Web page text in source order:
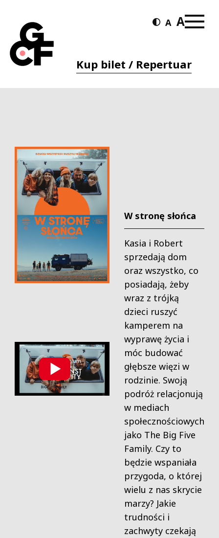
Kup bilet / Repertuar
W stronę słońca
Kasia i Robert
sprzedają dom
oraz wszystko, co
posiadają, żeby
wraz z trójką
dzieci ruszyć
kamperem na
wyprawę życia i
móc budować
głębsze więzi w
rodzinie. Swoją
podróż relacjonują
w mediach
społecznościowych
jako The Big Five
Family. Czy to
będzie wspaniała
przygoda, o której
wielu z nas skrycie
marzy? Jakie
trudności i
zachwyty czekają